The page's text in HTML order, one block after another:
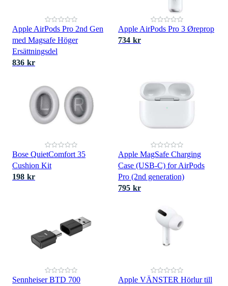
Apple AirPods Pro 2nd Gen
med Magsafe Höger
Ersättningsdel
836 kr
Apple AirPods Pro 3 Øreprop
734 kr
Bose QuietComfort 35
Cushion Kit
198 kr
Apple MagSafe Charging
Case (USB‑C) for AirPods
Pro (2nd generation)
795 kr
Sennheiser BTD 700
Apple VÄNSTER Hörlur till